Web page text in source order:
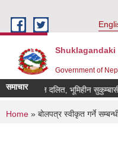
Government of
समाचार
भूमिहीन दलित, भूमिहीन सुकुम्बासी
You are here
Home » बोलपत्र स्वीकृत गर्ने